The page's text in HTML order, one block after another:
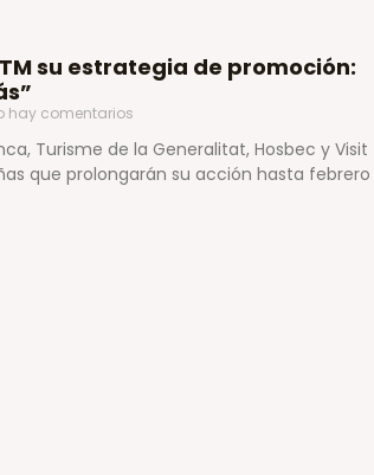
su estrategia de promoción:
hay comentarios
Turisme de la Generalitat, Hosbec y Visit
que prolongarán su acción hasta febrero